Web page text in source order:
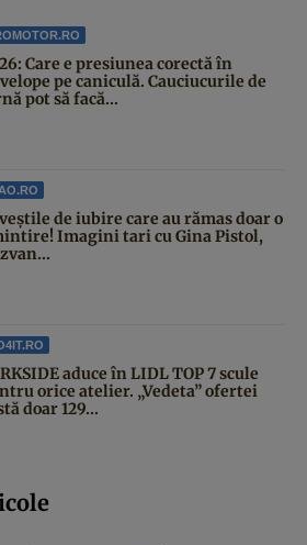
Care e presiunea corectă în
pe caniculă. Cauciucurile de
pot să facă...
de iubire care au rămas doar o
Imagini tari cu Gina Pistol,
aduce în LIDL TOP 7 scule
orice atelier. „Vedeta” ofertei
doar 129...